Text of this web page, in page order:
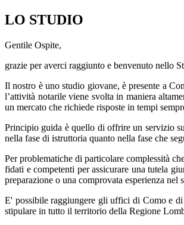
LO STUDIO
Gentile Ospite,
grazie per averci raggiunto e benvenuto nello
Il nostro è uno studio giovane, è presente a
l’attività notarile viene svolta in maniera
un mercato che richiede risposte in tempi
Principio guida è quello di offrire un servizio
nella fase di istruttoria quanto nella fase che
Per problematiche di particolare complessità
fidati e competenti per assicurare una tutela
preparazione o una comprovata esperienza nel
E' possibile raggiungere gli uffici di Como e
stipulare in tutto il territorio della Regione